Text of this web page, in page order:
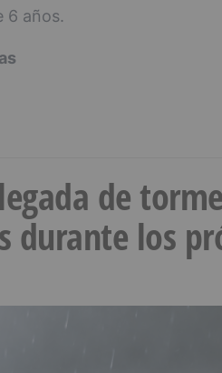
6 años.
de
durante los